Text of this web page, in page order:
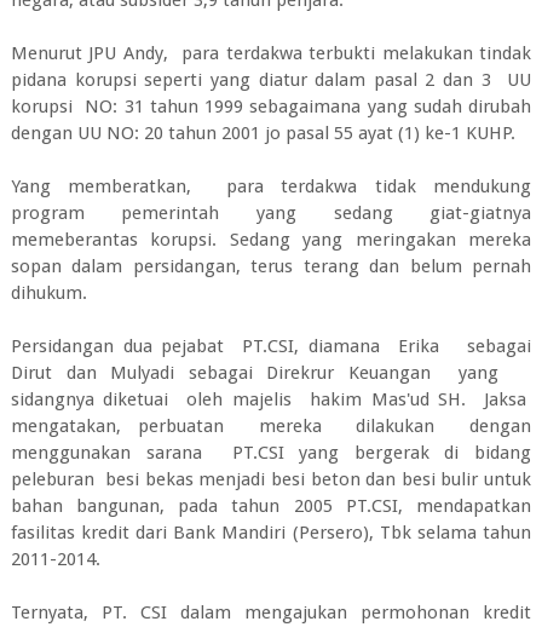
Menurut JPU Andy, para terdakwa terbukti melakukan tindak
pidana korupsi seperti yang diatur dalam pasal 2 dan 3 UU
korupsi NO: 31 tahun 1999 sebagaimana yang sudah dirubah
dengan UU NO: 20 tahun 2001 jo pasal 55 ayat (1) ke-1 KUHP.
Yang memberatkan, para terdakwa tidak mendukung
program pemerintah yang sedang giat-giatnya
memeberantas korupsi. Sedang yang meringakan mereka
sopan dalam persidangan, terus terang dan belum pernah
dihukum.
Persidangan dua pejabat PT.CSI, diamana Erika sebagai
Dirut dan Mulyadi sebagai Direkrur Keuangan yang
sidangnya diketuai oleh majelis hakim Mas'ud SH. Jaksa
mengatakan, perbuatan mereka dilakukan dengan
menggunakan sarana PT.CSI yang bergerak di bidang
peleburan besi bekas menjadi besi beton dan besi bulir untuk
bahan bangunan, pada tahun 2005 PT.CSI, mendapatkan
fasilitas kredit dari Bank Mandiri (Persero), Tbk selama tahun
2011-2014.
Ternyata, PT. CSI dalam mengajukan permohonan kredit